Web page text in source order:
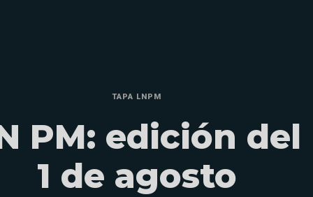
TAPA LNPM
PM: edición del
1 de agosto